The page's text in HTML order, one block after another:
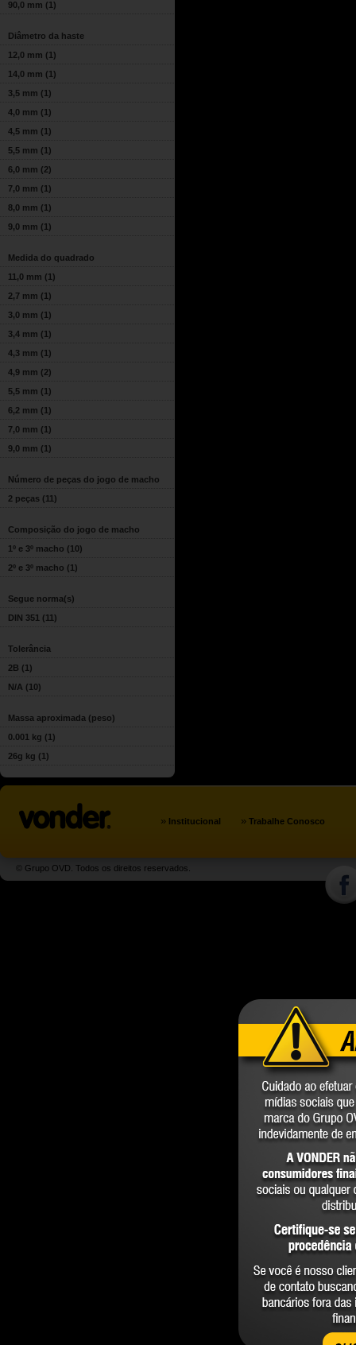
90,0 mm (1)
Diâmetro da haste
12,0 mm (1)
14,0 mm (1)
3,5 mm (1)
4,0 mm (1)
4,5 mm (1)
5,5 mm (1)
6,0 mm (2)
7,0 mm (1)
8,0 mm (1)
9,0 mm (1)
Medida do quadrado
11,0 mm (1)
2,7 mm (1)
3,0 mm (1)
3,4 mm (1)
4,3 mm (1)
4,9 mm (2)
5,5 mm (1)
6,2 mm (1)
7,0 mm (1)
9,0 mm (1)
Número de peças do jogo de macho
2 peças (11)
Composição do jogo de macho
1º e 3º macho (10)
2º e 3º macho (1)
Segue norma(s)
DIN 351 (11)
Tolerância
2B (1)
N/A (10)
Massa aproximada (peso)
0.001 kg (1)
26g kg (1)
» Institucional » Trabalhe Conosco
© Grupo OVD. Todos os direitos reservados.